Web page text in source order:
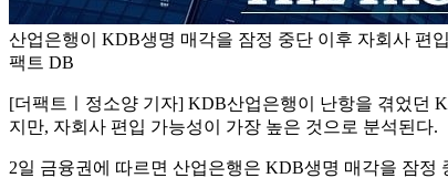
산업은행이 KDB생명 매각을 잠정 중단 이후 자회사 편
팩트 DB
[더팩트ㅣ정소양 기자] KDB산업은행이 난항을 겪었던
지만, 자회사 편입 가능성이 가장 높은 것으로 분석된다.
2일 금융권에 따르면 산업은행은 KDB생명 매각을 잠정